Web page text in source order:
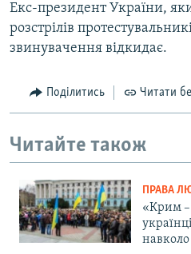
Екс-президент України,
розстрілів
звинувачення відкидає.
Поділитись Читати
Читайте також
ПРАВА
«Крим –
навколо